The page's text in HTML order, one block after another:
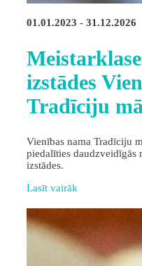
01.01.2023 - 31.12.2026
izstādes
Tradīciju
Vienības nama Tradīciju
piedalīties daudzveidīgās
izstādes.
Lasīt vairāk